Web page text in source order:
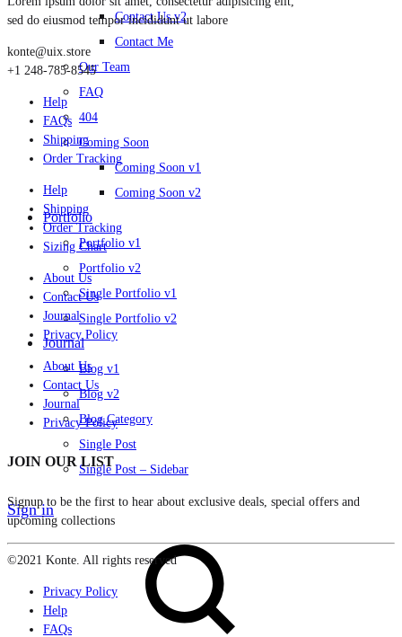
Contact Us v2
Contact Me
Our Team
FAQ
404
Coming Soon
Coming Soon v1
Coming Soon v2
Portfolio
Portfolio v1
Portfolio v2
Single Portfolio v1
Single Portfolio v2
Journal
Blog v1
Blog v2
Blog Category
Single Post
Single Post – Sidebar
Sign in
sed do eiusmod tempor incididunt ut labore
konte@uix.store
+1 248-785-8545
Help
FAQs
Shipping
Order Tracking
Help
Shipping
Order Tracking
Sizing Chart
About Us
Contact Us
Journal
Privacy Policy
About Us
Contact Us
Journal
Privacy Policy
JOIN OUR LIST
Signup to be the first to hear about exclusive deals, special offers and
upcoming collections
©2021 Konte. All rights reserved
Privacy Policy
Help
FAQs